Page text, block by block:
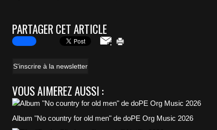
PARTAGER CET ARTICLE
S'inscrire à la newsletter
VOUS AIMEREZ AUSSI :
Album "No country for old men" de doPE Org Music 2026